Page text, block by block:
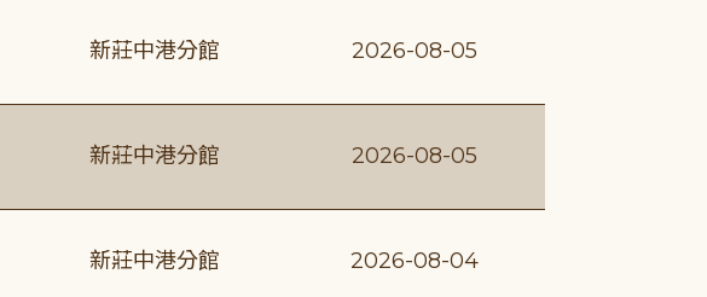
新莊中港分館 2026-08-05
新莊中港分館 2026-08-05
新莊中港分館 2026-08-04